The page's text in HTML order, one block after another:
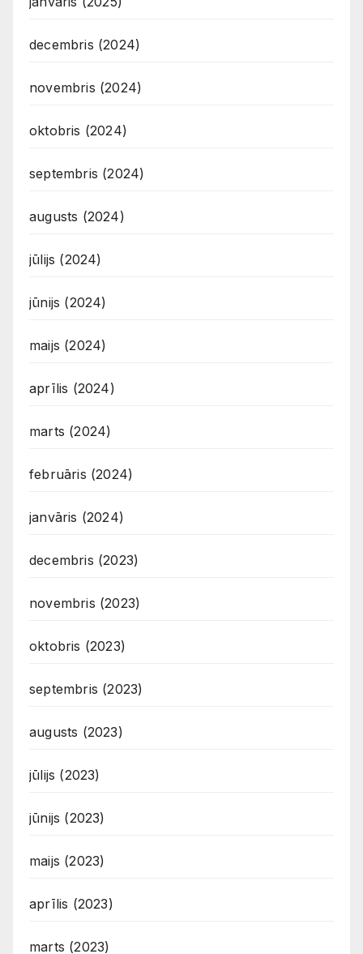
decembris (2024)
novembris (2024)
oktobris (2024)
septembris (2024)
augusts (2024)
jūlijs (2024)
jūnijs (2024)
maijs (2024)
aprīlis (2024)
marts (2024)
februāris (2024)
janvāris (2024)
decembris (2023)
novembris (2023)
oktobris (2023)
septembris (2023)
augusts (2023)
jūlijs (2023)
jūnijs (2023)
maijs (2023)
aprīlis (2023)
marts (2023)